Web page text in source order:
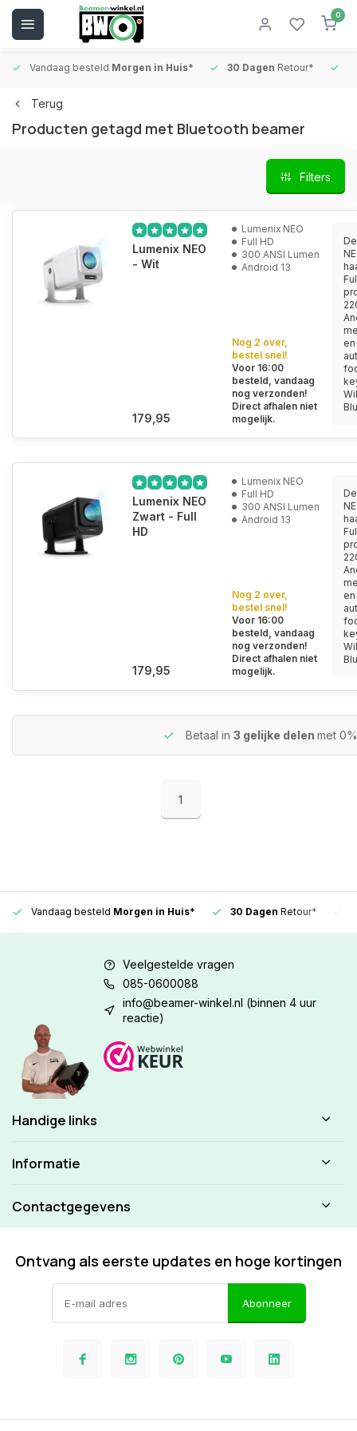
0
Vandaag besteld Morgen in Huis* 30 Dagen Retour*
Terug
Producten getagd met Bluetooth beamer
Filters
Lumenix NEO
- Wit
179,95
Lumenix NEO
Full HD
300 ANSI Lumen
Android 13
Nog 2 over,
bestel snel!
Voor 16:00
besteld, vandaag
nog verzonden!
Direct afhalen niet
mogelijk.
Lumenix NEO
Zwart - Full
HD
179,95
Lumenix NEO
Full HD
300 ANSI Lumen
Android 13
Nog 2 over,
bestel snel!
Voor 16:00
besteld, vandaag
nog verzonden!
Direct afhalen niet
mogelijk.
Betaal in 3 gelijke delen met
1
Vandaag besteld Morgen in Huis* 30 Dagen Retour*
Veelgestelde vragen
085-0600088
info@beamer-winkel.nl (binnen 4 uur
reactie)
Handige links
Informatie
Contactgegevens
Ontvang als eerste updates en hoge kortingen
Abonneer